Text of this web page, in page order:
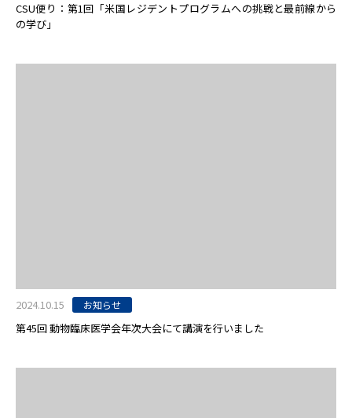
CSU便り：第1回「米国レジデントプログラムへの挑戦と最前線から
の学び」
2024.10.15 お知らせ
第45回 動物臨床医学会年次大会にて講演を行いました